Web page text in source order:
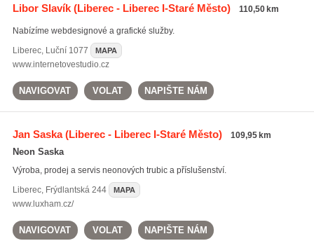
Libor Slavík(Liberec - Liberec I-Staré Město) 110,50 km
Nabízíme webdesignové a grafické služby.
Liberec, Luční 1077 MAPA
www.internetovestudio.cz
NAVIGOVAT VOLAT NAPIŠTE NÁM
Jan Saska(Liberec - Liberec I-Staré Město) 109,95 km
Neon Saska
Výroba, prodej a servis neonových trubic a příslušenství.
Liberec, Frýdlantská 244 MAPA
www.luxham.cz/
NAVIGOVAT VOLAT NAPIŠTE NÁM